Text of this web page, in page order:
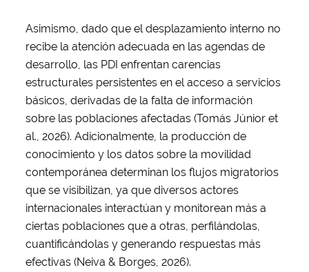
Asimismo, dado que el desplazamiento interno no
recibe la atención adecuada en las agendas de
desarrollo, las PDI enfrentan carencias
estructurales persistentes en el acceso a servicios
básicos, derivadas de la falta de información
sobre las poblaciones afectadas (Tomás Júnior et
al., 2026). Adicionalmente, la producción de
conocimiento y los datos sobre la movilidad
contemporánea determinan los flujos migratorios
que se visibilizan, ya que diversos actores
internacionales interactúan y monitorean más a
ciertas poblaciones que a otras, perfilándolas,
cuantificándolas y generando respuestas más
efectivas (Neiva & Borges, 2026).